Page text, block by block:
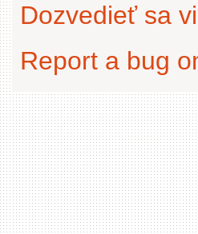
Dozvedieť sa
Report a bug